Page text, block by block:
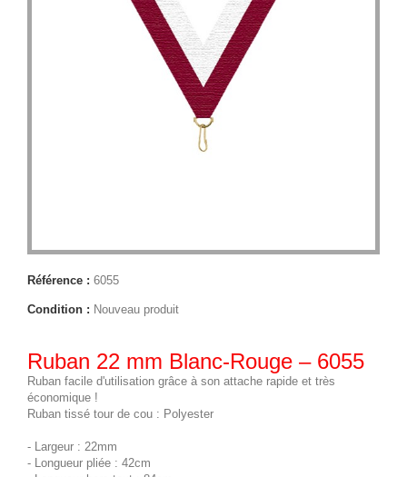
Référence : 6055
Condition : Nouveau produit
Ruban 22 mm Blanc-Rouge – 6055
Ruban facile d'utilisation grâce à son attache rapide et très
économique !
Ruban tissé tour de cou : Polyester
- Largeur : 22mm
- Longueur pliée : 42cm